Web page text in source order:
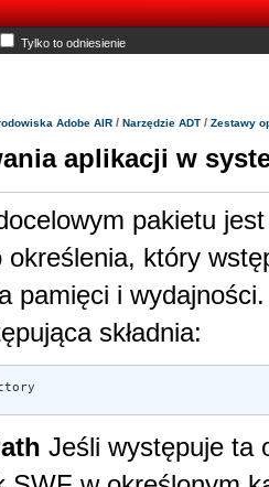
Tylko to odniesienie
Adobe AIR / Narzędzie ADT / Zestawy
aplikacji w
pakietu
określenia, który
pamięci i
składnia:
Jeśli występuje ta